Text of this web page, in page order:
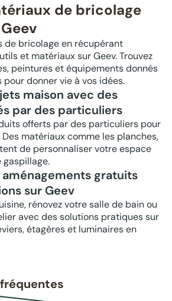
de bricolage
de bricolage en récupérant
et matériaux sur Geev. Trouvez
peintures et équipements donnés
donner vie à vos idées.
maison avec des
par des particuliers
offerts par des particuliers pour
matériaux comme les planches,
de personnaliser votre espace
aménagements gratuits
sur Geev
rénovez votre salle de bain ou
avec des solutions pratiques sur
étagères et luminaires en